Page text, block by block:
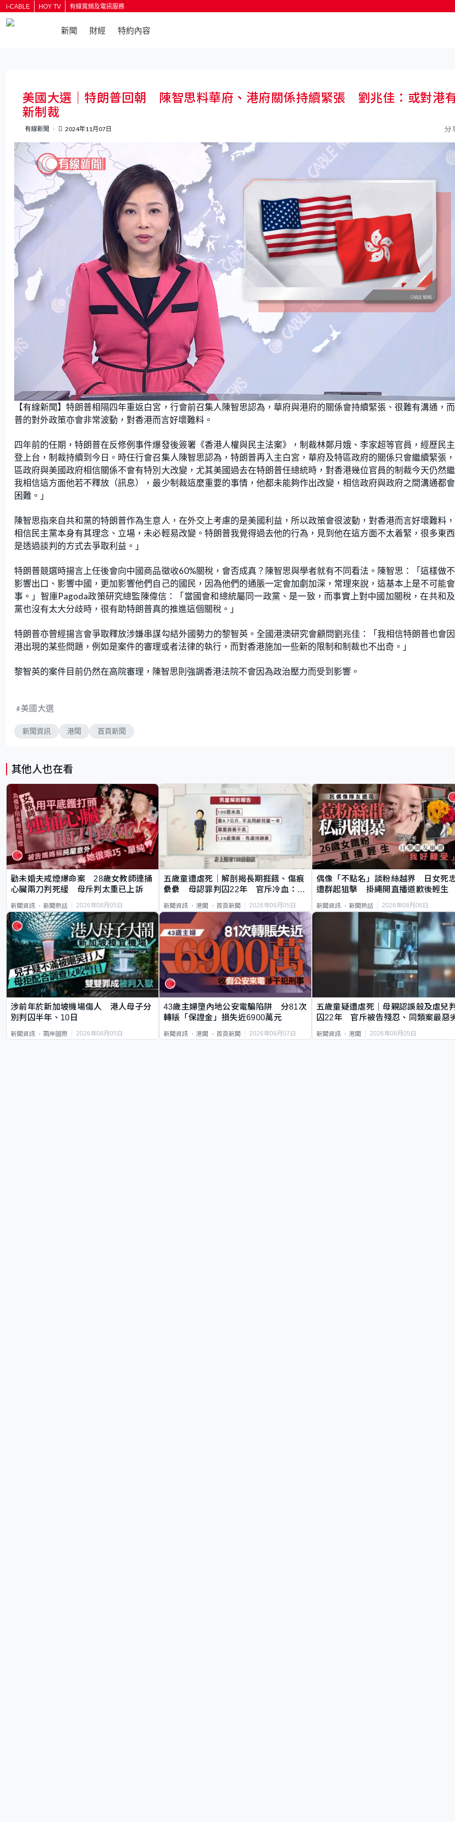
i-CABLE HOY TV 有線寬頻及電訊服務
新聞 財經 特約內容
美國大選｜特朗普回朝 陳智思料華府、港府關係持續緊張 劉兆佳：或對港
新制裁
有線新聞 2024年11月07日 分
n
m
u
t
e
L
o
a
d
e
d
.
1
8
%
【有線新聞】特朗普相隔四年重返白宮，行會前召集人陳智思認為，華府與港府的關係會持續緊張、很難有溝通，
普的對外政策亦會非常波動，對香港而言好壞難料。
四年前的任期，特朗普在反修例事件爆發後簽署《香港人權與民主法案》，制裁林鄭月娥、李家超等官員，經歷民
登上台，制裁持續到今日。時任行會召集人陳智思認為，特朗普再入主白宮，華府及特區政府的關係只會繼續緊張
區政府與美國政府相信關係不會有特別大改變，尤其美國過去在特朗普任總統時，對香港幾位官員的制裁今天仍然
我相信這方面他若不釋放（訊息），最少制裁這麼重要的事情，他都未能夠作出改變，相信政府與政府之間溝通都
困難。」
陳智思指來自共和黨的特朗普作為生意人，在外交上考慮的是美國利益，所以政策會很波動，對香港而言好壞難料
相信民主黨本身有其理念、立場，未必輕易改變。特朗普我覺得過去他的行為，見到他在這方面不太着緊，很多東
是透過談判的方式去爭取利益。」
特朗普競選時揚言上任後會向中國商品徵收60%關稅，會否成真？陳智思與學者就有不同看法。陳智思：「這樣做
影響出口、影響中國，更加影響他們自己的國民，因為他們的通脹一定會加劇加深，常理來說，這基本上是不可能
事。」智庫Pagoda政策研究總監陳偉信：「當國會和總統屬同一政黨、是一致，而事實上對中國加關稅，在共和
黨也沒有太大分歧時，很有助特朗普真的推進這個關稅。」
特朗普亦曾經揚言會爭取釋放涉嫌串謀勾結外國勢力的黎智英。全國港澳研究會顧問劉兆佳：「我相信特朗普也會
港出現的某些問題，例如是案件的審理或者法律的執行，而對香港施加一些新的限制和制裁也不出奇。」
黎智英的案件目前仍然在高院審理，陳智思則強調香港法院不會因為政治壓力而受到影響。
美國大選
新聞資訊 港聞 首頁新聞
其他人也在看
勸未婚夫戒煙爆命案 28歲女教師連捅
心臟兩刀判死緩 母斥判太重已上訴
新聞資訊 新聞熱話 2026年08月05日
五歲童遭虐死｜解剖揭長期捱餓、傷痕
纍纍 母認罪判囚22年 官斥冷血：同
新聞資訊 港聞 首頁新聞 2026年08月05日
偶像「不點名」談粉絲越界 日女死
遭群起狙擊 掛繩開直播道歉後輕生
新聞資訊 新聞熱話 2026年08月06日
涉前年於新加坡機場傷人 港人母子分
別判囚半年、10日
新聞資訊 兩岸國際 2026年08月05日
43歲主婦墮內地公安電騙陷阱 分81次
轉賬「保證金」損失近6900萬元
新聞資訊 港聞 首頁新聞 2026年08月07日
五歲童疑遭虐死｜母親認誤殺及虐兒
囚22年 官斥被告殘忍、同類案最惡
新聞資訊 港聞 2026年08月05日